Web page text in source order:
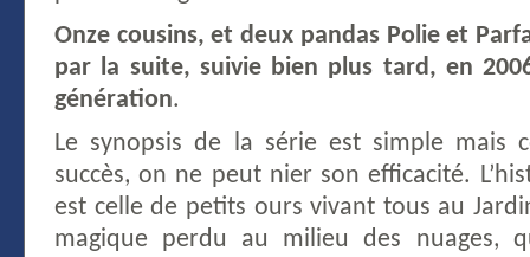
Onze cousins, et deux pandas Polie et
par la suite, suivie bien plus tard, en
génération.
Le synopsis de la série est simple mais
succès, on ne peut nier son efficacité.
est celle de petits ours vivant tous au
magique perdu au milieu des nuages,